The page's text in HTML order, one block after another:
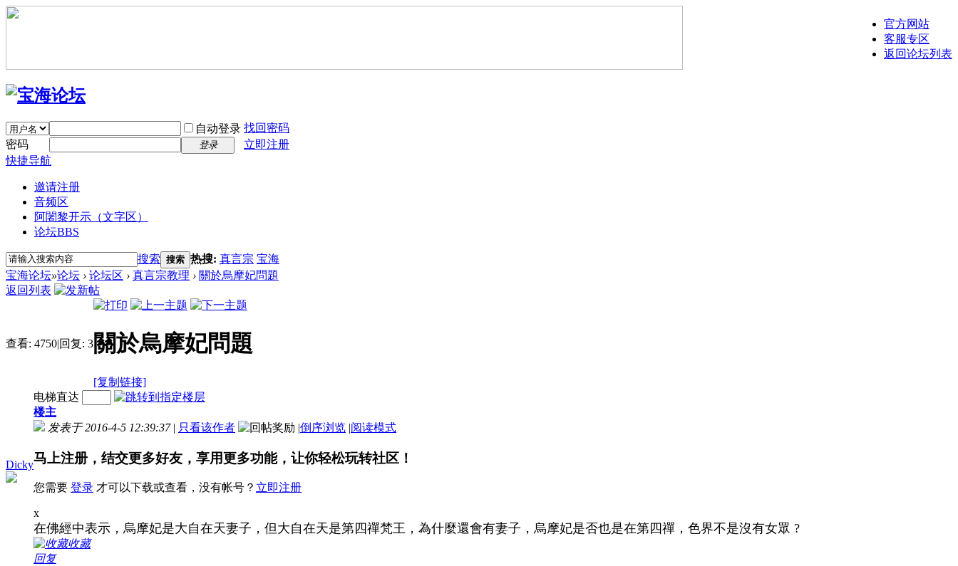
官方网站
客服专区
返回论坛列表
自动登录 找回密码
密码
登录
立即注册
快捷导航
邀请注册
音频区
阿闍黎开示（文字区）
论坛BBS
搜索 搜索 热搜: 真言宗 宝海
宝海论坛»论坛 › 论坛区 › 真言宗教理 › 關於烏摩妃問題
返回列表
查看: 4750|回复: 3 關於烏摩妃問題
[复制链接]
Dicky
电梯直达
楼主
发表于 2016-4-5 12:39:37 | 只看该作者 |倒序浏览 |阅读模式
马上注册，结交更多好友，享用更多功能，让你轻松玩转社区！
您需要 登录 才可以下载或查看，没有帐号？ 立即注册
x
在佛經中表示，烏摩妃是大自在天妻子，但大自在天是第四禪梵王，為什麼還會有妻子，烏摩妃是否也是在第四禪，色界不是沒有女眾 ?
收藏
回复